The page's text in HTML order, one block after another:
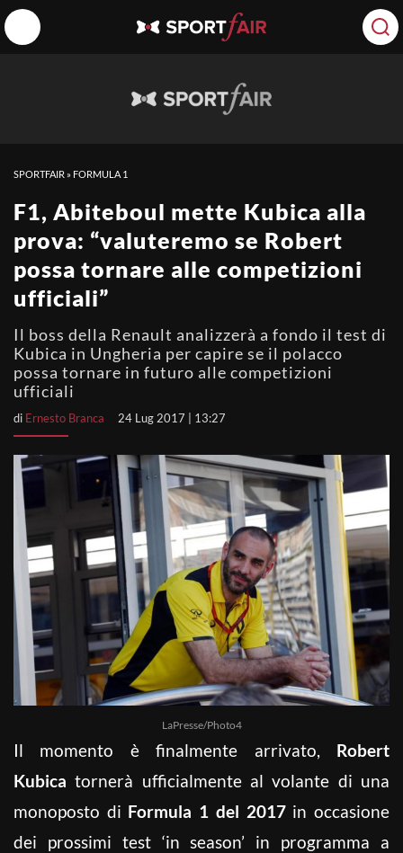
SPORTFAIR » FORMULA 1
F1, Abiteboul mette Kubica alla
prova: “valuteremo se Robert
possa tornare alle competizioni
ufficiali”
Il boss della Renault analizzerà a fondo il test di
Kubica in Ungheria per capire se il polacco
possa tornare in futuro alle competizioni
ufficiali
di Ernesto Branca 24 Lug 2017 | 13:27
LaPresse/Photo4
Il momento è finalmente arrivato, Robert
Kubica tornerà ufficialmente al volante di una
monoposto di Formula 1 del 2017 in occasione
dei prossimi test ‘in season’ in programma a